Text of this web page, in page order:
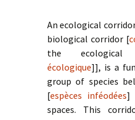
An ecological
biological corridor [
the
écologique]], is a
group of species
[espèces inféodées]
spaces. This